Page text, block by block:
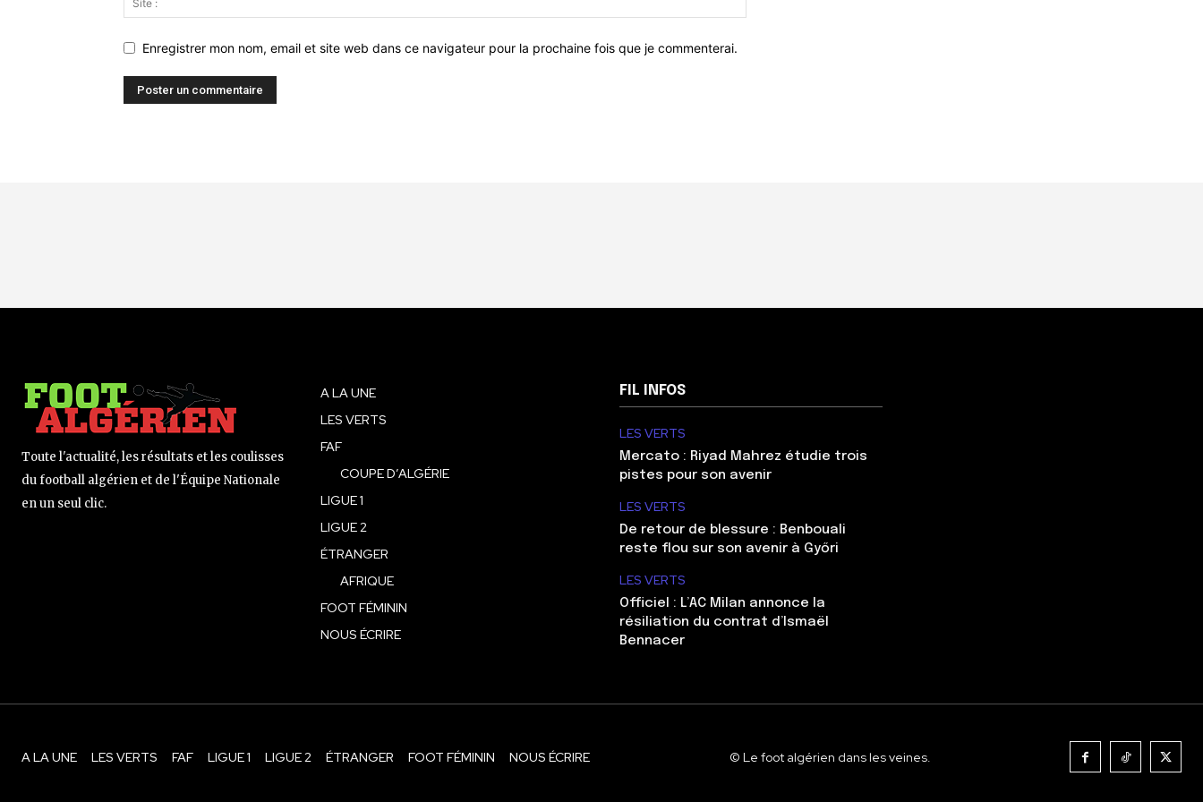
Enregistrer mon nom, email et site web dans ce navigateur pour la prochaine fois que je commenterai.
Toute l'actualité, les résultats et les coulisses
du football algérien et de l'Équipe Nationale
en un seul clic.
A LA UNE
LES VERTS
FAF
COUPE D’ALGÉRIE
LIGUE 1
LIGUE 2
ÉTRANGER
AFRIQUE
FOOT FÉMININ
NOUS ÉCRIRE
FIL INFOS
LES VERTS
Mercato : Riyad Mahrez étudie trois
pistes pour son avenir
LES VERTS
De retour de blessure : Benbouali
reste flou sur son avenir à Győri
LES VERTS
Officiel : L’AC Milan annonce la
résiliation du contrat d’Ismaël
Bennacer
A LA UNE LES VERTS FAF LIGUE 1 LIGUE 2 ÉTRANGER FOOT FÉMININ NOUS ÉCRIRE © Le foot algérien dans les veines.